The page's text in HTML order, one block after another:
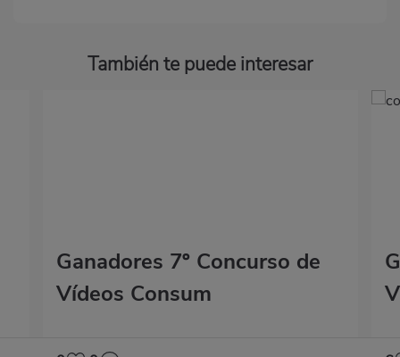
También te puede interesar
Ganadores 7º Concurso de
Vídeos Consum